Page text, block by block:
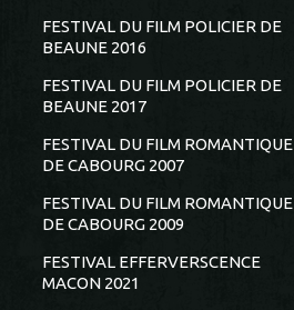
FESTIVAL DU FILM POLICIER DE
BEAUNE 2016
FESTIVAL DU FILM POLICIER DE
BEAUNE 2017
FESTIVAL DU FILM ROMANTIQUE
DE CABOURG 2007
FESTIVAL DU FILM ROMANTIQUE
DE CABOURG 2009
FESTIVAL EFFERVERSCENCE
MACON 2021